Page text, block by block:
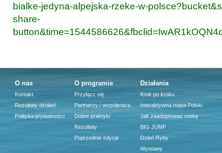
bialke-jedyna-alpejska-rzeke-w-
share-
O nas
Kontakt
Rezultaty działań
Polityka prywatności
O programie
Przyłącz się
Partnerzy / współpraca
Dobre praktyki
Rezultaty
Poprzednie edycje
Działania
Krok po kroku
Interaktywna mapa Polski
Jak zaadoptować rzekę
BIG JUMP
Dzień Ryby
Wystawy